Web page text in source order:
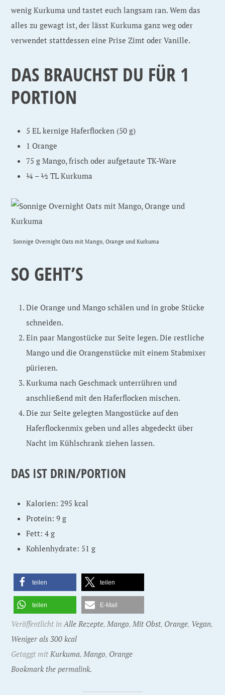
wenig Kurkuma und tastet euch langsam ran. Wem das
alles zu gewagt ist, der lässt Kurkuma ganz weg oder
verwendet stattdessen eine Prise Zimt oder Vanille.
DAS BRAUCHST DU FÜR 1
PORTION
5 EL kernige Haferflocken (50 g)
1 Orange
75 g Mango, frisch oder aufgetaute TK-Ware
¼ – ½ TL Kurkuma
Sonnige Overnight Oats mit Mango, Orange und Kurkuma
SO GEHT’S
Die Orange und Mango schälen und in grobe Stücke
schneiden.
Ein paar Mangostücke zur Seite legen. Die restliche
Mango und die Orangenstücke mit einem Stabmixer
pürieren.
Kurkuma nach Geschmack unterrühren und
anschließend mit den Haferflocken mischen.
Die zur Seite gelegten Mangostücke auf den
Haferflockenmix geben und alles abgedeckt über
Nacht im Kühlschrank ziehen lassen.
DAS IST DRIN/PORTION
Kalorien: 295 kcal
Protein: 9 g
Fett: 4 g
Kohlenhydrate: 51 g
teilen teilen
teilen E-Mail
Veröffentlicht inAlle Rezepte,Mango,Mit Obst, Orange, Vegan,
Weniger als 300 kcal
Getaggt mitKurkuma,Mango, Orange
Bookmark the permalink.